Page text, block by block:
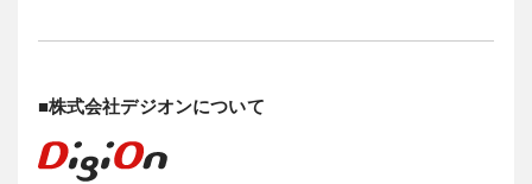
■株式会社デジオンについて